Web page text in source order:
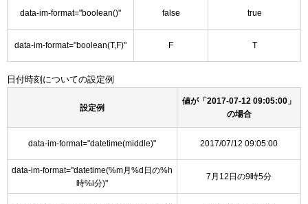
data-im-format="boolean()" false true
data-im-format="boolean(T,F)" F T
日付時刻についての設定例
設定例
値が「2017-07-12 09:05:00」
の場合
data-im-format="datetime(middle)" 2017/07/12 09:05:00
data-im-format="datetime(%m月%d日の%h
時%i分)"
7月12日の9時5分